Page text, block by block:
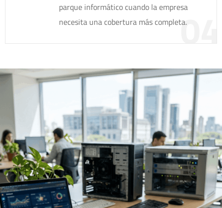
04
parque informático cuando la empresa
necesita una cobertura más completa.